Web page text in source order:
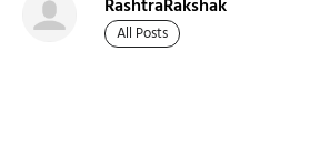
RashtraRakshak
All Posts